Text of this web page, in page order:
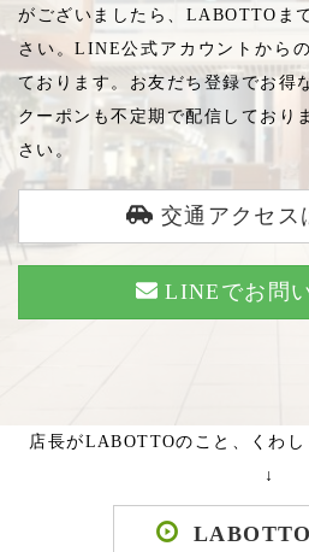
がございましたら、LABOTTOま
さい。LINE公式アカウントから
ております。お友だち登録でお得
クーポンも不定期で配信しており
さい。
交通アクセス
LINEでお問
店長がLABOTTOのこと、くわし
↓